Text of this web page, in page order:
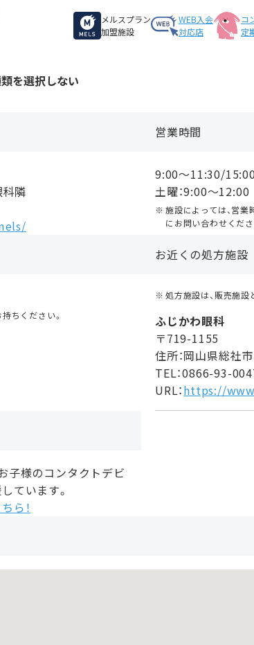
メルスプラン
加盟施設
WEB入会
対応店
コ
定
を選択しない
隣
営業時間
9:00〜11:30/
土曜：9:00〜12:00
施設によっては、営
にお問い合わせくださ
ちください。
お近くの処方施設
処方施設は、販売施
ふじかわ眼科
〒719-1155
住所：岡山県総社
TEL：0866-93-
URL：https://
子様のコンタクトデビ
ています。
ら！